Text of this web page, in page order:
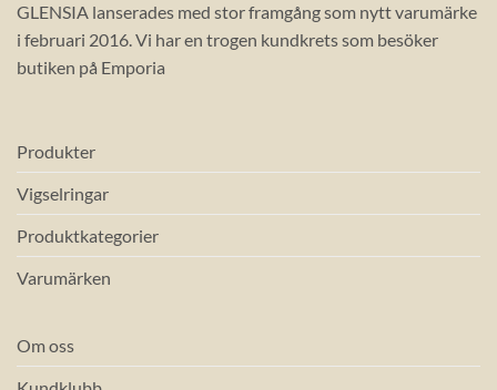
GLENSIA lanserades med stor framgång som nytt varumärke
i februari 2016. Vi har en trogen kundkrets som besöker
butiken på Emporia
Produkter
Vigselringar
Produktkategorier
Varumärken
Om oss